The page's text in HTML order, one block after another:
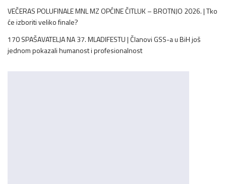
VEČERAS POLUFINALE MNL MZ OPĆINE ČITLUK – BROTNJO 2026. | Tko
će izboriti veliko finale?
170 SPAŠAVATELJA NA 37. MLADIFESTU | Članovi GSS-a u BiH još
jednom pokazali humanost i profesionalnost